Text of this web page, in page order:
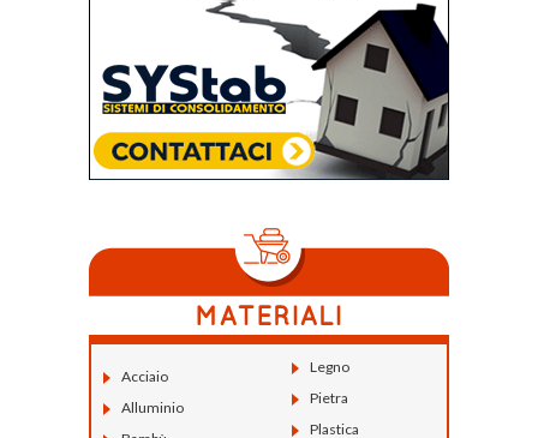
Acciaio
Alluminio
Legno
Pietra
Plastica